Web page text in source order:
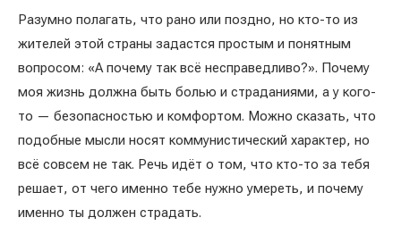
Разумно полагать, что рано или поздно, но кто-то из
жителей этой страны задастся простым и понятным
вопросом: «А почему так всё несправедливо?». Почему
моя жизнь должна быть болью и страданиями, а у кого-
то — безопасностью и комфортом. Можно сказать, что
подобные мысли носят коммунистический характер, но
всё совсем не так. Речь идёт о том, что кто-то за тебя
решает, от чего именно тебе нужно умереть, и почему
именно ты должен страдать.